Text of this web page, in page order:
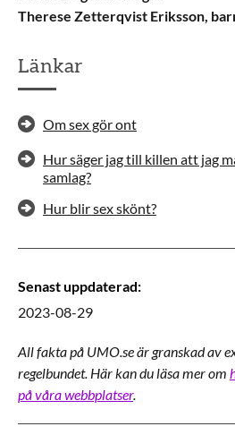
Therese Zetterqvist Eriksson,
Länkar
Om sex gör ont
Hur säger jag till killen att jag
samlag?
Hur blir sex skönt?
Senast uppdaterad:
2023-08-29
All fakta på UMO.se är granskad av
regelbundet. Här kan du läsa mer om
på våra webbplatser.